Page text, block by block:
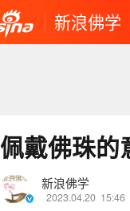
新浪佛学
佩戴佛珠的
新浪佛学
2023.04.20 15:46